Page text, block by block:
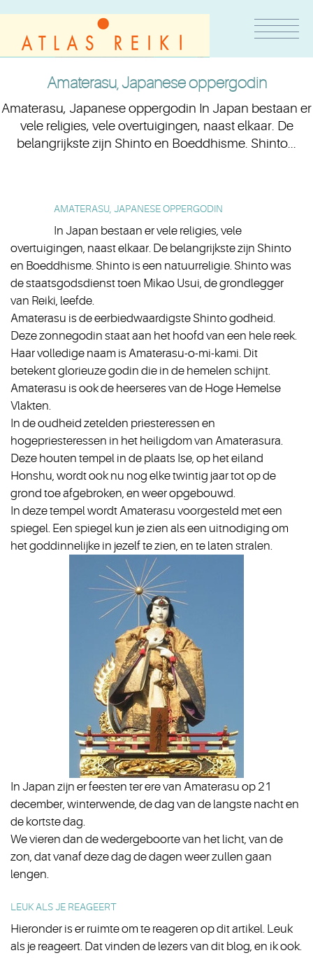
Amaterasu, Japanese oppergodin
Amaterasu, Japanese oppergodin In Japan bestaan er
vele religies, vele overtuigingen, naast elkaar. De
belangrijkste zijn Shinto en Boeddhisme. Shinto...
AMATERASU, JAPANESE OPPERGODIN
In Japan bestaan er vele religies, vele
overtuigingen, naast elkaar. De belangrijkste zijn Shinto
en Boeddhisme. Shinto is een natuurreligie. Shinto was
de staatsgodsdienst toen Mikao Usui, de grondlegger
van Reiki, leefde.
Amaterasu is de eerbiedwaardigste Shinto godheid.
Deze zonnegodin staat aan het hoofd van een hele reek.
Haar volledige naam is Amaterasu-o-mi-kami. Dit
betekent glorieuze godin die in de hemelen schijnt.
Amaterasu is ook de heerseres van de Hoge Hemelse
Vlakten.
In de oudheid zetelden priesteressen en
hogepriesteressen in het heiligdom van Amaterasura.
Deze houten tempel in de plaats Ise, op het eiland
Honshu, wordt ook nu nog elke twintig jaar tot op de
grond toe afgebroken, en weer opgebouwd.
In deze tempel wordt Amaterasu voorgesteld met een
spiegel. Een spiegel kun je zien als een uitnodiging om
het goddinnelijke in jezelf te zien, en te laten stralen.
In Japan zijn er feesten ter ere van Amaterasu op 21
december, winterwende, de dag van de langste nacht en
de kortste dag.
We vieren dan de wedergeboorte van het licht, van de
zon, dat vanaf deze dag de dagen weer zullen gaan
lengen.
LEUK ALS JE REAGEERT
Hieronder is er ruimte om te reageren op dit artikel. Leuk
als je reageert. Dat vinden de lezers van dit blog, en ik ook.